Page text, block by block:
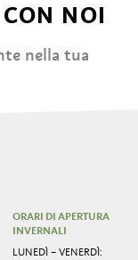
NOI
nella tua
ORARI DI APERTURA
INVERNALI
LUNEDÌ – VENERDÌ: